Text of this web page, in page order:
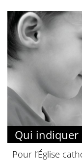
Qui indiquer
Pour l’Église